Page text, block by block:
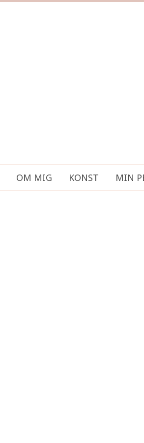
OM MIG KONST MIN